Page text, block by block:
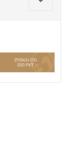
ZYSKAJ OD
210 PKT